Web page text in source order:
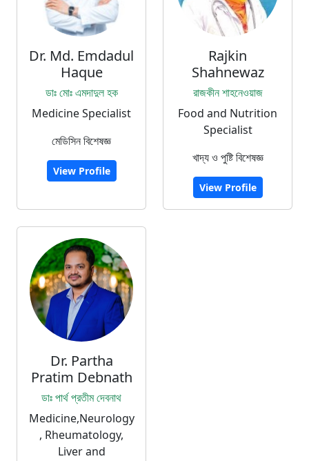
Dr. Md. Emdadul
Haque
ডাঃ মোঃ এমদাদুল হক
Medicine Specialist
মেডিসিন বিশেষজ্ঞ
View Profile
Rajkin
Shahnewaz
রাজকীন শাহনেওয়াজ
Food and Nutrition
Specialist
খাদ্য ও পুষ্টি বিশেষজ্ঞ
View Profile
Dr. Partha
Pratim Debnath
ডাঃ পার্থ প্রতীম দেবনাথ
Medicine,Neurology
, Rheumatology,
Liver and